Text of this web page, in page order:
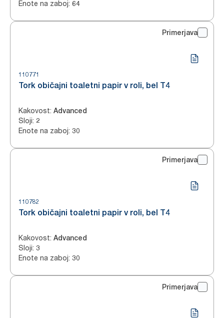
Enote na zaboj: 64
Primerjava
110771
Tork običajni toaletni papir v roli, bel T4
Kakovost: Advanced
Sloji: 2
Enote na zaboj: 30
Primerjava
110782
Tork običajni toaletni papir v roli, bel T4
Kakovost: Advanced
Sloji: 3
Enote na zaboj: 30
Primerjava